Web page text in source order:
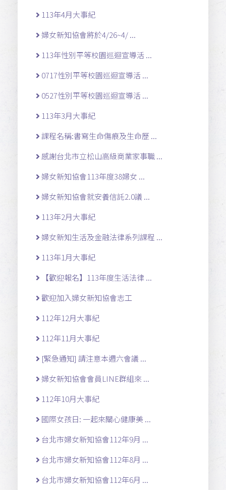
113年4月大事紀
婦女新知協會將於4/26~4/ ...
113年性別平等校園巡迴宣導活 ...
0717性別平等校園巡迴宣導活 ...
0527性別平等校園巡迴宣導活 ...
113年3月大事紀
課程名稱:書寫生命傷痕及生命歷 ...
感謝台北市立松山高級商業家事職 ...
婦女新知協會113年度38婦女 ...
婦女新知協會就安養信託2.0議 ...
113年2月大事紀
婦女新知生活及金融法律系列課程 ...
113年1月大事紀
【歡迎報名】113年度生活法律 ...
歡迎加入婦女新知協會志工
112年12月大事紀
112年11月大事紀
[緊急通知] 請注意本週六會議 ...
婦女新知協會會員LINE群組來 ...
112年10月大事紀
國際女孩日: 一起來關心健康美 ...
台北市婦女新知協會112年9月 ...
台北市婦女新知協會112年8月 ...
台北市婦女新知協會112年6月 ...